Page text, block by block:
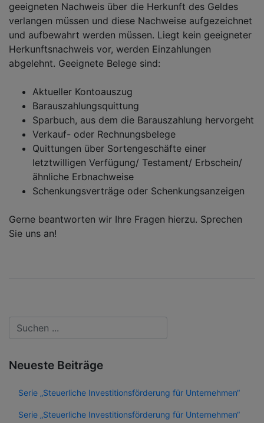
geeigneten Nachweis über die Herkunft des Geldes
verlangen müssen und diese Nachweise aufgezeichnet
und aufbewahrt werden müssen. Liegt kein geeigneter
Herkunftsnachweis vor, werden Einzahlungen
abgelehnt. Geeignete Belege sind:
Aktueller Kontoauszug
Barauszahlungsquittung
Sparbuch, aus dem die Barauszahlung hervorgeht
Verkauf- oder Rechnungsbelege
Quittungen über Sortengeschäfte einer
letztwilligen Verfügung/ Testament/ Erbschein/
ähnliche Erbnachweise
Schenkungsverträge oder Schenkungsanzeigen
Gerne beantworten wir Ihre Fragen hierzu. Sprechen
Sie uns an!
Neueste Beiträge
Serie „Steuerliche Investitionsförderung für Unternehmen“
Serie „Steuerliche Investitionsförderung für Unternehmen“